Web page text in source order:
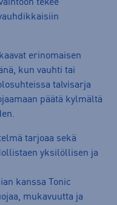
tekee
erinomaisen
kun vauhti tai
talvisarja
päätä kylmältä
tarjoaa sekä
yksilöllisen ja
kanssa Tonic
mukavuutta ja